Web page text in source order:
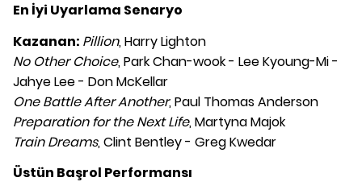
En İyi Uyarlama Senaryo
Kazanan: Pillion, Harry Lighton
No Other Choice, Park Chan-wook - Lee Kyoung-Mi -
Jahye Lee - Don McKellar
One Battle After Another, Paul Thomas Anderson
Preparation for the Next Life, Martyna Majok
Train Dreams, Clint Bentley - Greg Kwedar
Üstün Başrol Performansı